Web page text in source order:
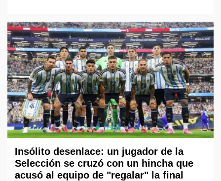
Insólito desenlace: un jugador de la
Selección se cruzó con un hincha que
acusó al equipo de "regalar" la final